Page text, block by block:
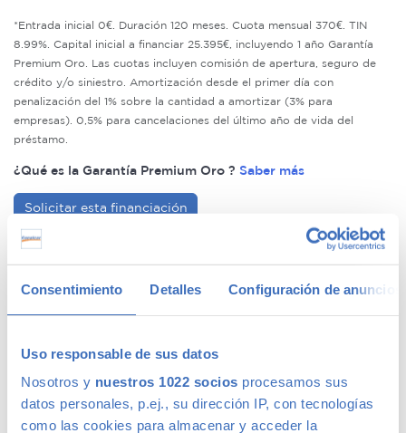
Consentimiento Detalles Configuración de anuncios
Uso responsable de sus datos
Nosotros y nuestros 1022 socios procesamos sus
datos personales, p.ej., su dirección IP, con tecnologías
como las cookies para almacenar y acceder la
*Entrada inicial 0€. Duración 120 meses. Cuota mensual 370€. TIN
8.99%. Capital inicial a financiar 25.395€, incluyendo 1 año Garantía
Premium Oro. Las cuotas incluyen comisión de apertura, seguro de
crédito y/o siniestro. Amortización desde el primer día con
penalización del 1% sobre la cantidad a amortizar (3% para
empresas). 0,5% para cancelaciones del último año de vida del
préstamo.
¿Qué es la Garantía Premium Oro ? Saber más
Solicitar esta financiación
Compromiso de calidad Canalcar
14 días o 1.000km de prueba para tu tranquilidad
Si decides que el coche no es el adecuado para ti,
Tienes hasta 14 días o 1.000km para probarlo.